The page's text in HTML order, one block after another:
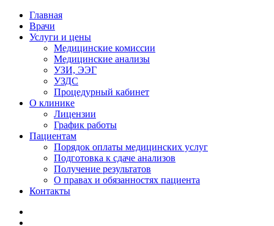
Главная
Врачи
Услуги и цены
Медицинские комиссии
Медицинские анализы
УЗИ, ЭЭГ
УЗДС
Процедурный кабинет
О клинике
Лицензии
График работы
Пациентам
Порядок оплаты медицинских услуг
Подготовка к сдаче анализов
Получение результатов
О правах и обязанностях пациента
Контакты